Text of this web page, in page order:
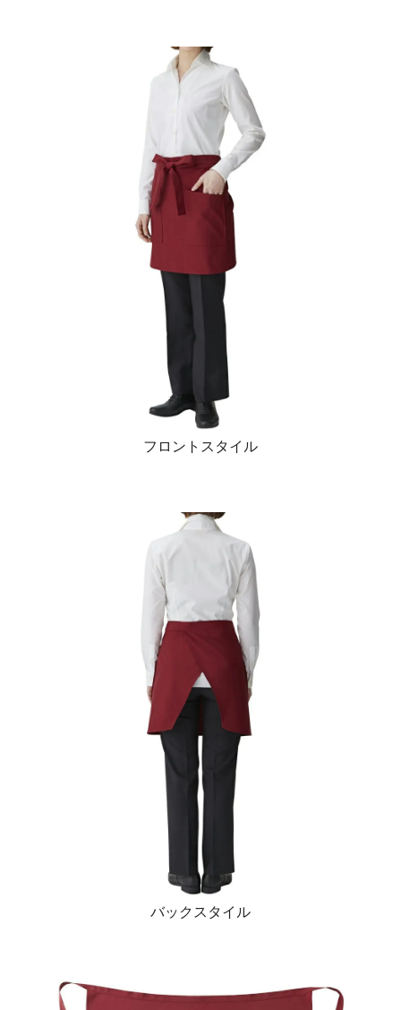
フロントスタイル
バックスタイル